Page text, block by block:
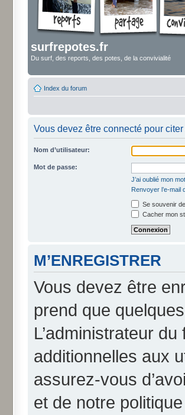
surfrepotes.fr
Du surf, des reports, des potes, de la convivialité
Index du forum
Vous devez être connecté pour
Nom d’utilisateur:
Mot de passe:
J’ai oublié mon
Renvoyer l’e-mail
Se souvenir
Cacher mon
M’ENREGISTRER
Vous devez être
prend que
L’administrateur
additionnelles aux
assurez-vous
et de notre